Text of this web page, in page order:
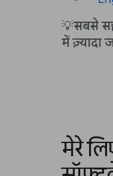
💡सबसे
में ज़्यादा
मेरे